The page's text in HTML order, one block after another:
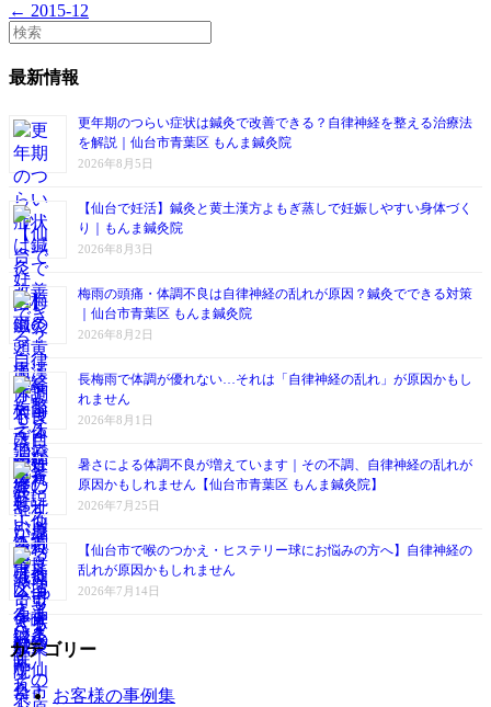
← 2015-12
最新情報
更年期のつらい症状は鍼灸で改善できる？自律神経を整える治療法
を解説｜仙台市青葉区 もんま鍼灸院
2026年8月5日
【仙台で妊活】鍼灸と黄土漢方よもぎ蒸しで妊娠しやすい身体づく
り｜もんま鍼灸院
2026年8月3日
梅雨の頭痛・体調不良は自律神経の乱れが原因？鍼灸でできる対策
｜仙台市青葉区 もんま鍼灸院
2026年8月2日
長梅雨で体調が優れない…それは「自律神経の乱れ」が原因かもし
れません
2026年8月1日
暑さによる体調不良が増えています｜その不調、自律神経の乱れが
原因かもしれません【仙台市青葉区 もんま鍼灸院】
2026年7月25日
【仙台市で喉のつかえ・ヒステリー球にお悩みの方へ】自律神経の
乱れが原因かもしれません
2026年7月14日
カテゴリー
お客様の事例集